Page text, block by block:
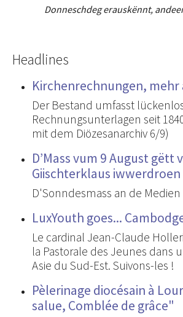
Donneschdeg erauskënnt,
Headlines
Kirchenrechnungen, mehr
Der Bestand umfasst
Rechnungsunterlagen seit
mit dem Diözesanarchiv 6/9)
D’Mass vum 9 August gëtt
Giischterklaus iwwerdroen
D'Sonndesmass an de Medien
LuxYouth goes...
Le cardinal Jean-Claude
la Pastorale des Jeunes dans
Asie du Sud-Est. Suivons-les !
Pèlerinage diocésain à
salue, Comblée de grâce"